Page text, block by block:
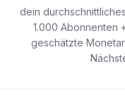
dein
1.000 Abonnenten
geschätzte